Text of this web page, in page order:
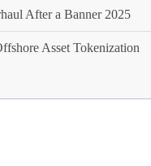
After a Banner 2025
Asset Tokenization